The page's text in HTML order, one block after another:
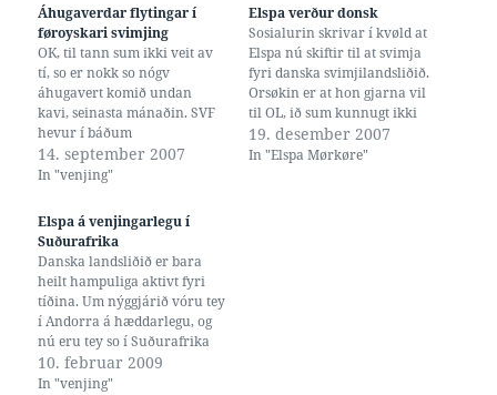
Áhugaverdar flytingar í
føroyskari svimjing
OK, til tann sum ikki veit av
tí, so er nokk so nógv
áhugavert komið undan
kavi, seinasta mánaðin. SVF
hevur í báðum
ítróttarsendingum hesa
vikuna borið smátíðindi um
felag, Dimma hevur skrivað
okkurt, og tað er eisini hent
ymiskt áhugavert hvat
venjarum viðvíkur. 3-2
fortaldi…
14. september 2007
In "venjing"
Elspa verður donsk
Sosialurin skrivar í kvøld at
Elspa nú skiftir til at svimja
fyri danska svimjilandsliðið.
Orsøkin er at hon gjarna vil
til OL, ið sum kunnugt ikki
ber til við føroyska
landsliðnum. Støðan er í
19. desember 2007
In "Elspa Mørkøre"
Elspa á venjingarlegu í
Suðurafrika
Danska landsliðið er bara
heilt hampuliga aktivt fyri
tíðina. Um nýggjárið vóru tey
í Andorra á hæddarlegu, og
nú eru tey so í Suðurafrika
og venja uttandura. Spanski
Aschwin Wildeboer er farin
10. februar 2009
In "venjing"